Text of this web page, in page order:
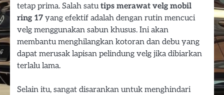
tetap prima. Salah satutips merawat velg mobil
ring 17 yang efektif adalah dengan rutin mencuci
velg menggunakan sabun khusus. Ini akan
membantu menghilangkan kotoran dan debu yang
dapat merusak lapisan pelindung velg jika dibiarkan
terlalu lama.
Selain itu, sangat disarankan untuk menghindari